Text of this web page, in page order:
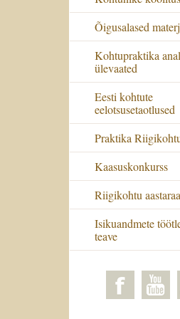
Õigusalased
Kohtupraktika
ülevaated
Eesti kohtute
eelotsusetaotlused
Praktika
Kaasuskonkurss
Riigikohtu
Isikuandmete
teave